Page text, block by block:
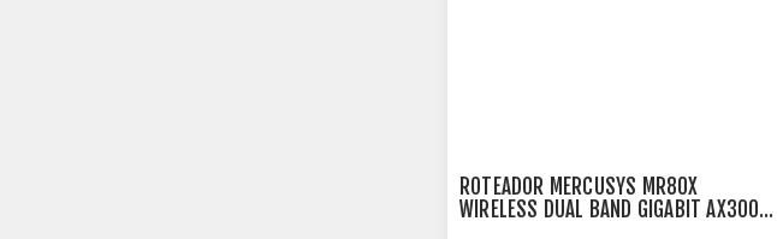
ROTEADOR MERCUSYS MR80X
WIRELESS DUAL BAND GIGABIT AX3000